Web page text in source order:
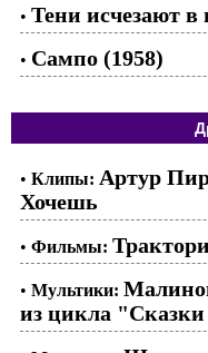
• Тени исчезают в
• Сампо (1958)
• Клипы: Артур
Хочешь
• Фильмы:
• Мультики:
из цикла "Сказки